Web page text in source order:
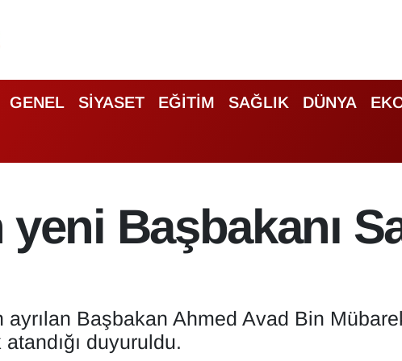
GENEL SİYASET EĞİTİM SAĞLIK DÜNYA
Başbakanı
Başbakan Ahmed Avad Bin
duyuruldu.